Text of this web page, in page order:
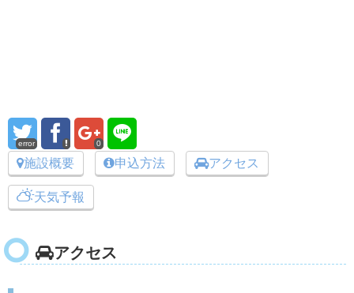
error 0
施設概要 申込方法 アクセス
天気予報
アクセス